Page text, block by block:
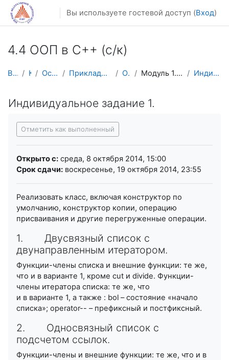
Перейти к основному содержанию
Вы используете гостевой доступ (Вход)
4.4 ООП в С++ (с/к)
В начало Курсы Осенний семестр Прикладная математика и информатика ООП в С++ Модуль 1. Полиморфизм. Наследование Индивидуальное задание 1.
Индивидуальное задание 1.
Отметить как выполненный
Открыто с: среда, 8 октября 2014, 15:00
Срок сдачи: воскресенье, 19 октября 2014, 23:55
Реализовать класс, включая конструктор по
умолчанию, конструктор копии, операцию
присваивания и другие перегруженные операции.
1. Двусвязный список с
двунаправленным итератором.
Функции-члены списка и внешние функции: те же,
что и в варианте 1, кроме cut и divide. Функции-
члены итератора списка: те же, что
и в варианте 1, а также : bol – состояние «начало
списка»; operator-- – префиксный и постфиксный.
2. Односвязный список с
подсчетом ссылок.
Функции-члены и внешние функции: те же, что и в